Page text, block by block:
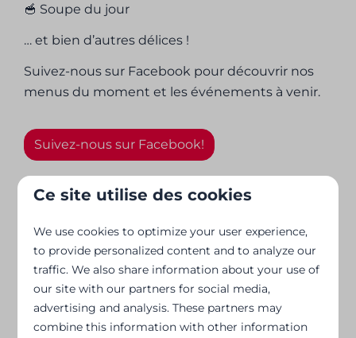
🥣 Soupe du jour
… et bien d’autres délices !
Suivez-nous sur Facebook pour découvrir nos
menus du moment et les événements à venir.
Suivez-nous sur Facebook!
Ce site utilise des cookies
We use cookies to optimize your user experience,
to provide personalized content and to analyze our
traffic. We also share information about your use of
our site with our partners for social media,
advertising and analysis. These partners may
combine this information with other information